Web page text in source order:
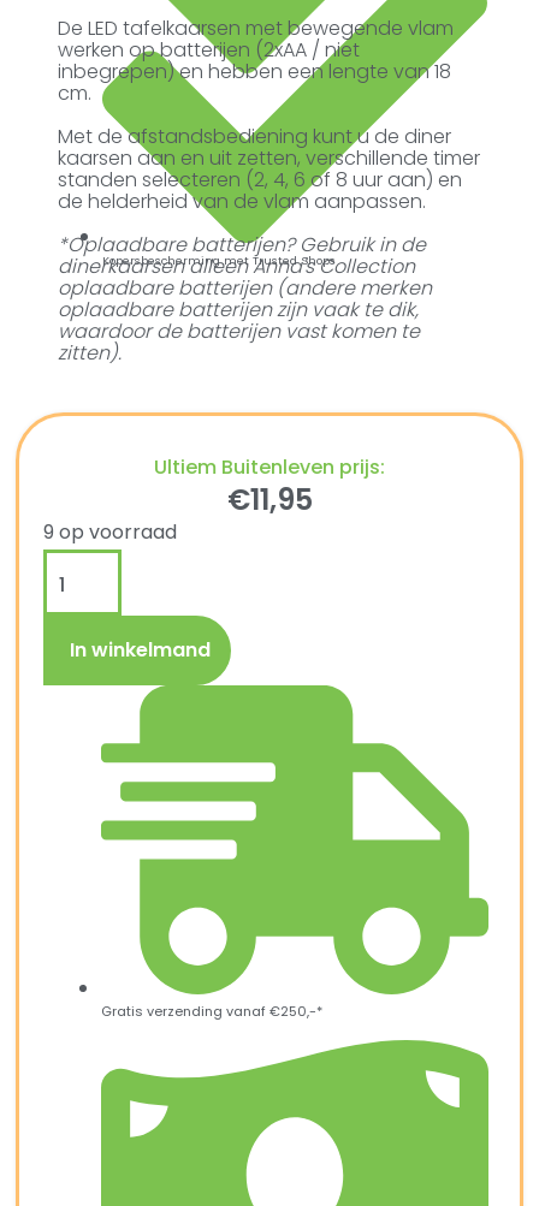
Kopersbescherming met Trusted Shops
De LED tafelkaarsen met bewegende vlam
werken op batterijen (2xAA / niet
inbegrepen) en hebben een lengte van 18
cm.
Met de afstandsbediening kunt u de diner
kaarsen aan en uit zetten, verschillende timer
standen selecteren (2, 4, 6 of 8 uur aan) en
de helderheid van de vlam aanpassen.
*Oplaadbare batterijen? Gebruik in de
dinerkaarsen alleen Anna's Collection
oplaadbare batterijen (andere merken
oplaadbare batterijen zijn vaak te dik,
waardoor de batterijen vast komen te
zitten).
Ultiem Buitenleven prijs:
€11,95
9 op voorraad
In winkelmand
Gratis verzending vanaf €250,-*